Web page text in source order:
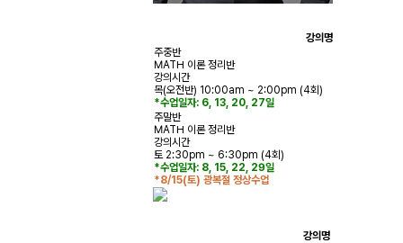
강의명
주중반
MATH 이론 정리반
강의시간
목(오전반) 10:00am ~ 2:00pm (4회)
*수업일자: 6, 13, 20, 27일
주말반
MATH 이론 정리반
강의시간
토 2:30pm ~ 6:30pm (4회)
*수업일자: 8, 15, 22, 29일
*8/15(토) 광복절 정상수업
강의명